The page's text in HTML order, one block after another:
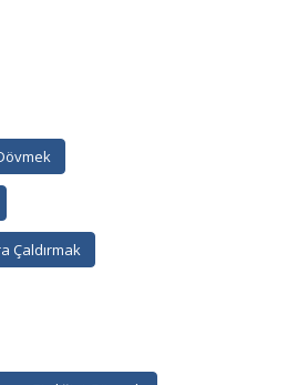
Çaldırmak